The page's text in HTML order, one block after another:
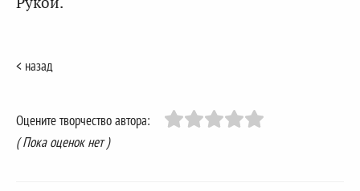
< назад
Оцените творчество автора:
( Пока оценок нет )